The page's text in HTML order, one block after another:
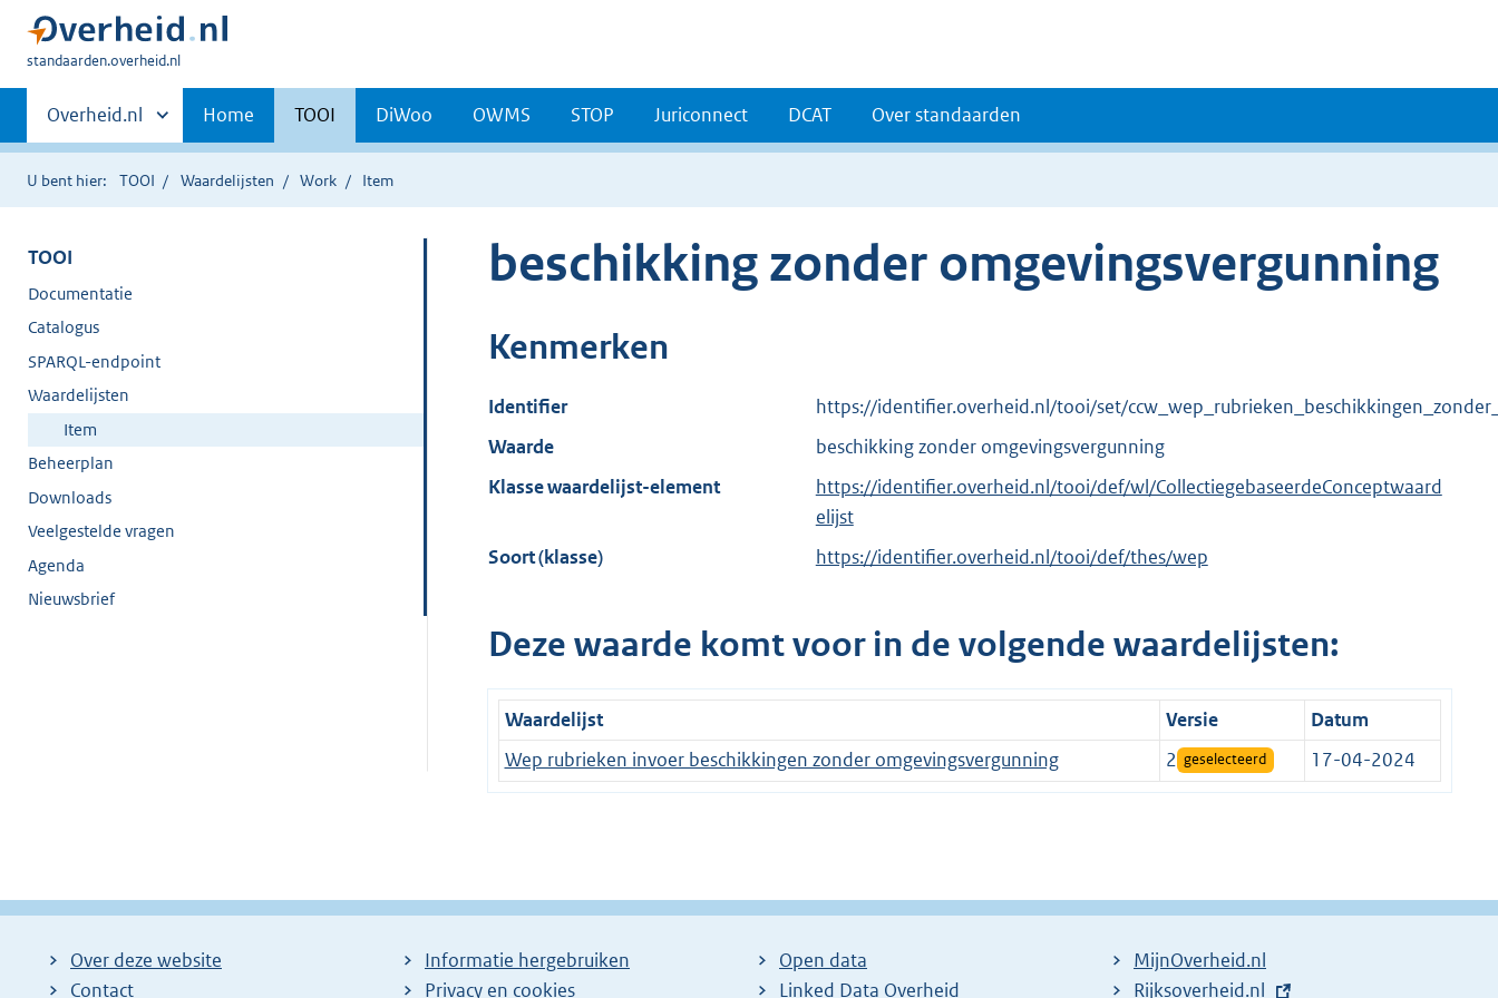
U
hier:
standaarden.overheid.nl
Primaire
navigatie
Andere
sites
binnen
Overheid.nl Home TOOI DiWoo OWMS STOP Juriconnect DCAT Over standaarden
U bent hier: TOOI Waardelijsten Work Item
TOOI
Documentatie
Catalogus
SPARQL-endpoint
Waardelijsten
Item
Beheerplan
Downloads
Veelgestelde vragen
Agenda
Nieuwsbrief
beschikking zonder omgevingsvergunning
Kenmerken
Identifier
https://identifier.overheid.nl/tooi/set/
Waarde
beschikking zonder omgevingsvergunning
Klasse waardelijst-element
https://identifier.overheid.nl/tooi/def/wl/CollectiegebaseerdeConceptwaard
elijst
Soort (klasse)
https://identifier.overheid.nl/tooi/def/thes/wep
Deze waarde komt voor in de volgende waardelijsten:
Waardelijst Versie
Datum
Wep rubrieken invoer beschikkingen zonder omgevingsvergunning
2 geselecteerd 17-04-2024
Over deze website
Contact
Informatie hergebruiken
Privacy en cookies
Open data
Linked Data Overheid
MijnOverheid.nl
E
Rijksoverheid.nl